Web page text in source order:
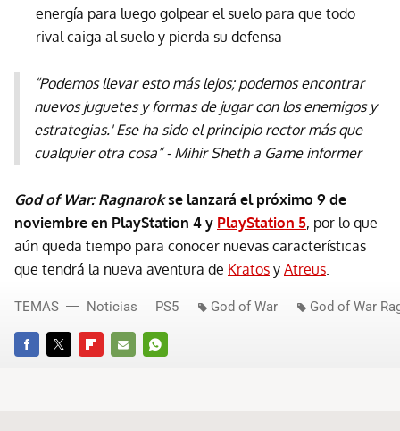
energía para luego golpear el suelo para que todo
rival caiga al suelo y pierda su defensa
“Podemos llevar esto más lejos; podemos encontrar
nuevos juguetes y formas de jugar con los enemigos y
estrategias.' Ese ha sido el principio rector más que
cualquier otra cosa” - Mihir Sheth a Game informer
God of War: Ragnarokse lanzará el próximo 9 de
noviembre en PlayStation 4 y PlayStation 5, por lo que
aún queda tiempo para conocer nuevas características
que tendrá la nueva aventura de Kratos y Atreus
FACEBOOKTWITTERFLIPBOARD
E-
WHATSAPP
TEMAS Noticias PS5 God of War God of War